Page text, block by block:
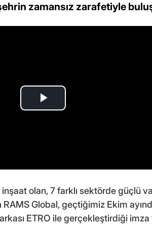
zamansız zarafetiyle
olan, 7 farklı sektörde güçlü
Global, geçtiğimiz Ekim
ETRO ile gerçekleştirdiği